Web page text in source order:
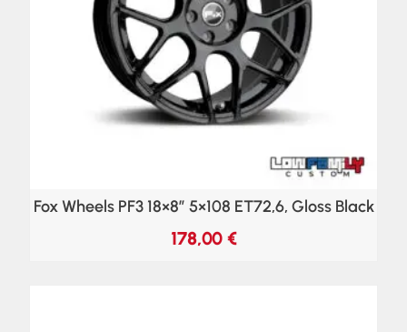
Fox Wheels PF3 18×8″ 5×108 ET72,6, Gloss Black
178,00 €